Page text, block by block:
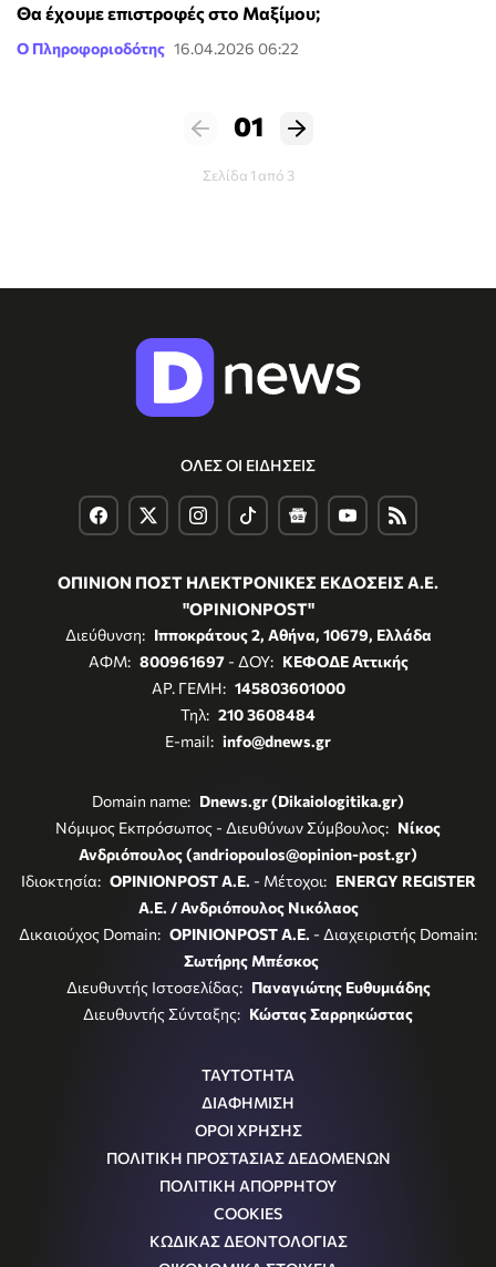
Θα έχουμε επιστροφές στο Μαξίμου;
Ο Πληροφοριοδότης 16.04.2026 06:22
01
Σελίδα 1 από 3
ΟΛΕΣ ΟΙ ΕΙΔΗΣΕΙΣ
ΟΠΙΝΙΟΝ ΠΟΣΤ ΗΛΕΚΤΡΟΝΙΚΕΣ ΕΚΔΟΣΕΙΣ Α.Ε.
"OPINIONPOST"
Διεύθυνση: Ιπποκράτους 2, Αθήνα, 10679, Ελλάδα
ΑΦΜ: 800961697- ΔΟΥ: ΚΕΦΟΔΕ Αττικής
ΑΡ. ΓΕΜΗ: 145803601000
Τηλ: 210 3608484
E-mail: info@dnews.gr
Domain name: Dnews.gr (Dikaiologitika.gr)
Νόμιμος Εκπρόσωπος - Διευθύνων Σύμβουλος: Νίκος
Ανδριόπουλος (andriopoulos@opinion-post.gr)
Ιδιοκτησία: OPINIONPOST A.E. - Μέτοχοι: ENERGY REGISTER
Α.Ε. / Ανδριόπουλος Νικόλαος
Δικαιούχος Domain: OPINIONPOST A.E. - Διαχειριστής Domain:
Σωτήρης Μπέσκος
Διευθυντής Ιστοσελίδας: Παναγιώτης Ευθυμιάδης
Διευθυντής Σύνταξης: Κώστας Σαρρηκώστας
ΤΑΥΤΟΤΗΤΑ
ΔΙΑΦΗΜΙΣΗ
ΟΡΟΙ ΧΡΗΣΗΣ
ΠΟΛΙΤΙΚΗ ΠΡΟΣΤΑΣΙΑΣ ΔΕΔΟΜΕΝΩΝ
ΠΟΛΙΤΙΚΗ ΑΠΟΡΡΗΤΟΥ
COOKIES
ΚΩΔΙΚΑΣ ΔΕΟΝΤΟΛΟΓΙΑΣ